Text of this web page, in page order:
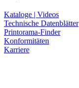
Kataloge | Videos
Technische Datenblätter
Printorama-Finder
Konformitäten
Karriere